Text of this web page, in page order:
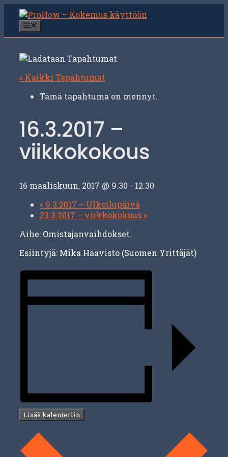
Siirry
sisältöön
« Kaikki Tapahtumat
Tämä tapahtuma on mennyt.
16.3.2017 –
viikkokokous
16 maaliskuun, 2017 @ 9.30 - 12.30
« 9.3.2017 – Ulkoilupäivä
23.3.2017 – viikkokokous »
Aihe: Omistajanvaihdokset.
Esiintyjä: Mika Haavisto (Suomen Yrittäjät)
Lisää kalenteriin